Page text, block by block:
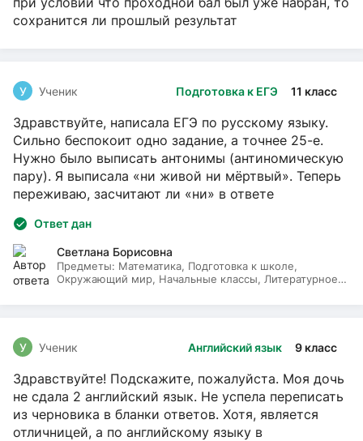
сохранится ли прошлый результат
Подготовка к ЕГЭ 11 класс
У Ученик
Здравствуйте, написала ЕГЭ по русскому языку.
Сильно беспокоит одно задание, а точнее 25-е.
Нужно было выписать антонимы (антиномическую
пару). Я выписала «ни живой ни мёртвый». Теперь
переживаю, засчитают ли «ни» в ответе
Ответ дан
Светлана Борисовна
Предметы: Математика, Подготовка к школе,
Окружающий мир, Начальные классы, Литературное
Английский язык 9 класс
У Ученик
Здравствуйте! Подскажите, пожалуйста. Моя дочь
не сдала 2 английский язык. Не успела переписать
из черновика в бланки ответов. Хотя, является
отличницей, а по английскому языку в